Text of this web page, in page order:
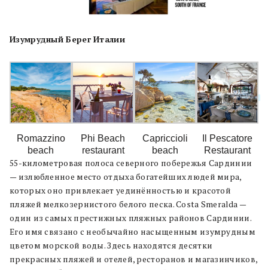
Изумрудный Берег Италии
Romazzino
beach
Phi Beach
restaurant
Capriccioli
beach
Il Pescatore
Restaurant
55-километровая полоса северного побережья Сардинии
— излюбленное место отдыха богатейших людей мира,
которых оно привлекает уединённостью и красотой
пляжей мелкозернистого белого песка. Costa Smeralda —
один из самых престижных пляжных районов Сардинии.
Его имя связано с необычайно насыщенным изумрудным
цветом морской воды. Здесь находятся десятки
прекрасных пляжей и отелей, ресторанов и магазинчиков,